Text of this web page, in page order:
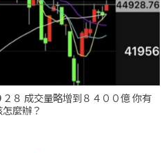
８ 成交量略增到８４００億 你有
麼辦？